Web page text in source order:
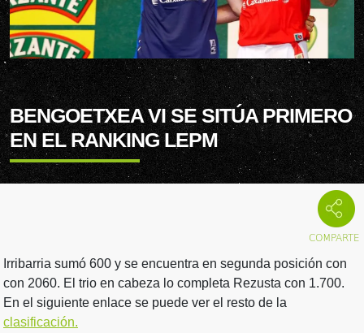
BENGOETXEA VI SE SITÚA PRIMERO
EN EL RANKING LEPM
Irribarria sumó 600 y se encuentra en segunda posición con
con 2060. El trio en cabeza lo completa Rezusta con 1.700.
En el siguiente enlace se puede ver el resto de la
clasificación.